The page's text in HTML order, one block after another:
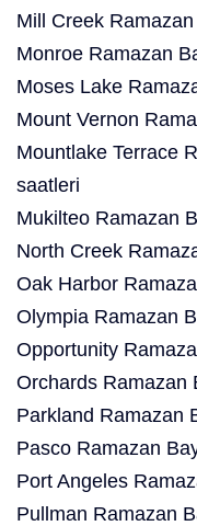
Mill Creek
Monroe Ramazan
Moses Lake
Mount Vernon
Mountlake Terrace
saatleri
Mukilteo Ramazan
North Creek
Oak Harbor
Olympia Ramazan
Opportunity
Orchards Ramazan
Parkland Ramazan
Pasco Ramazan
Port Angeles
Pullman Ramazan